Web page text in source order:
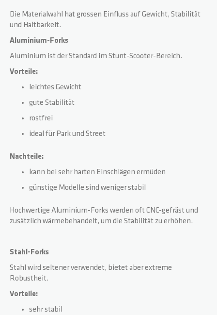
JUMPSTART
REAPER VENOM
Die Materialwahl hat grossen Einfluss auf Gewicht, Stabilität
und Haltbarkeit.
Aluminium-Forks
Aluminium ist der Standard im Stunt-Scooter-Bereich.
Vorteile:
leichtes Gewicht
gute Stabilität
rostfrei
ideal für Park und Street
Nachteile:
kann bei sehr harten Einschlägen ermüden
günstige Modelle sind weniger stabil
Hochwertige Aluminium-Forks werden oft CNC-gefräst und
zusätzlich wärmebehandelt, um die Stabilität zu erhöhen.
Stahl-Forks
Stahl wird seltener verwendet, bietet aber extreme
Robustheit.
Vorteile:
sehr stabil